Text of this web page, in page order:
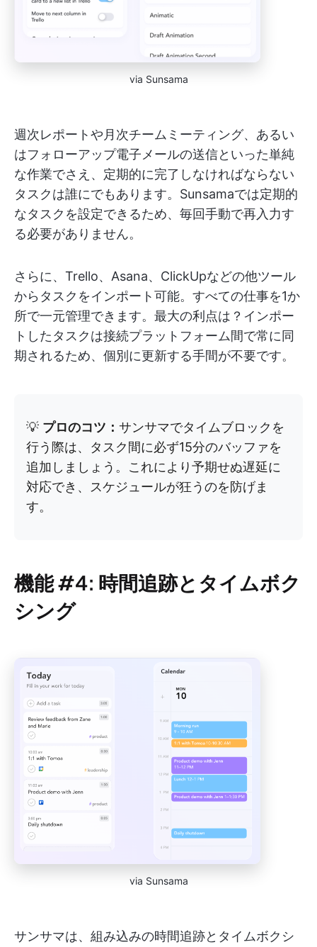
via Sunsama
週次レポートや月次チームミーティング、あるい
はフォローアップ電子メールの送信といった単純
な作業でさえ、定期的に完了しなければならない
タスクは誰にでもあります。Sunsamaでは定期的
なタスクを設定できるため、毎回手動で再入力す
る必要がありません。
さらに、Trello、Asana、ClickUpなどの他ツール
からタスクをインポート可能。すべての仕事を1か
所で一元管理できます。最大の利点は？インポー
トしたタスクは接続プラットフォーム間で常に同
期されるため、個別に更新する手間が不要です。
💡 プロのコツ： サンサマでタイムブロックを
行う際は、タスク間に必ず15分のバッファを
追加しましょう。これにより予期せぬ遅延に
対応でき、スケジュールが狂うのを防げま
す。
機能 #4: 時間追跡とタイムボク
シング
via Sunsama
サンサマは、組み込みの時間追跡とタイムボクシ